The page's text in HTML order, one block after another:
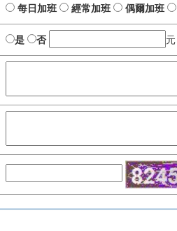
每日加班 經常加班 偶爾加班
是 否 元